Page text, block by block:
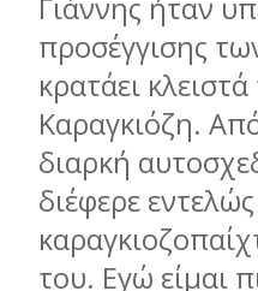
Γιάννης ήταν
προσέγγισης
κρατάει
Καραγκιόζη.
διαρκή
διέφερε
του. Εγώ είμαι